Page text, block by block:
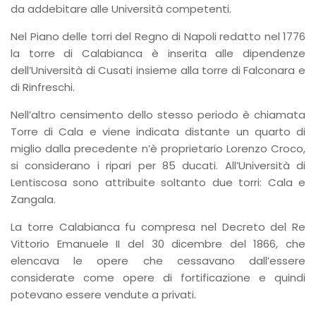
da addebitare alle Università competenti.
Nel Piano delle torri del Regno di Napoli redatto nel 1776
la torre di Calabianca è inserita alle dipendenze
dell’Università di Cusati insieme alla torre di Falconara e
di Rinfreschi.
Nell’altro censimento dello stesso periodo è chiamata
Torre di Cala e viene indicata distante un quarto di
miglio dalla precedente n’è proprietario Lorenzo Croco,
si considerano i ripari per 85 ducati. All’Università di
Lentiscosa sono attribuite soltanto due torri: Cala e
Zangala.
La torre Calabianca fu compresa nel Decreto del Re
Vittorio Emanuele II del 30 dicembre del 1866, che
elencava le opere che cessavano dall’essere
considerate come opere di fortificazione e quindi
potevano essere vendute a privati.